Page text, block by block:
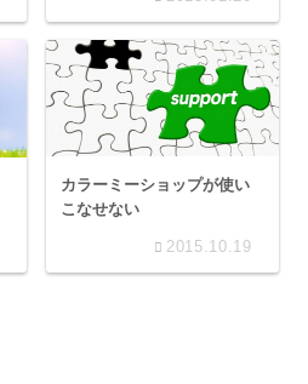
カラーミーショップが使い
こなせない
2015.10.19